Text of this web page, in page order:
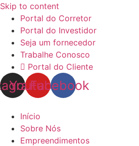
Skip to content
Portal do Corretor
Portal do Investidor
Seja um fornecedor
Trabalhe Conosco
Portal do Cliente
Youtube
Facebook
Início
Sobre Nós
Empreendimentos